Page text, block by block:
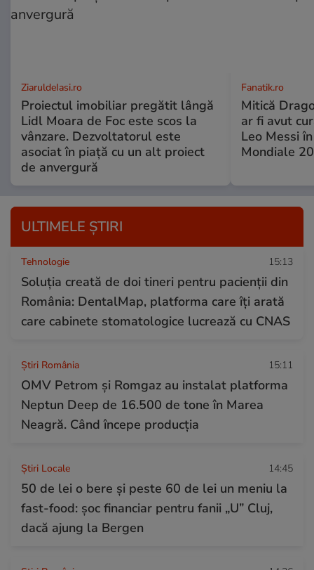
ZiaruldeIasi.ro
Proiectul imobiliar pregătit lângă
Lidl Moara de Foc este scos la
vânzare. Dezvoltatorul este
asociat în piață cu un alt proiect
de anvergură
Fanatik.ro
Mitică
ar fi avut
Leo Messi
Mondiale
ULTIMELE ȘTIRI
Tehnologie 15:13
Soluția creată de doi tineri pentru pacienții din
România: DentalMap, platforma care îți arată
care cabinete stomatologice lucrează cu CNAS
Știri România 15:11
OMV Petrom și Romgaz au instalat platforma
Neptun Deep de 16.500 de tone în Marea
Neagră. Când începe producția
Știri Locale 14:45
50 de lei o bere și peste 60 de lei un meniu la
fast-food: șoc financiar pentru fanii „U” Cluj,
dacă ajung la Bergen